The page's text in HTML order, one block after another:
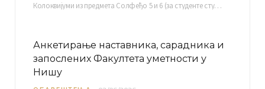
Колоквијуми из предмета Солфеђо 5 и 6 (за студенте студијског програма Музичка теорија) и Методика…
Анкетирање наставника, сарадника и
запослених Факултета уметности у
Нишу